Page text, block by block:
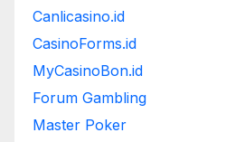
Canlicasino.id
CasinoForms.id
MyCasinoBon.id
Forum Gambling
Master Poker